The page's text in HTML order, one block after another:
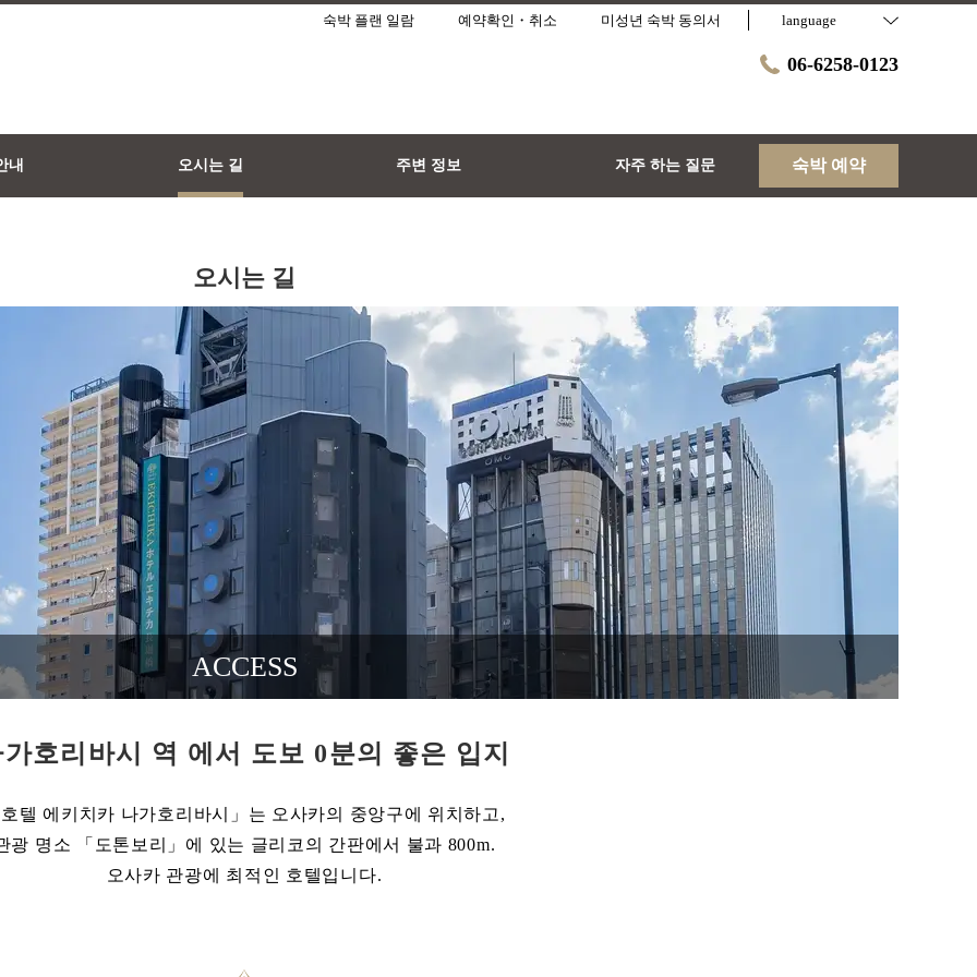
숙박 플랜 일람 예약확인・취소 미성년 숙박 동의서 language
06-6258-0123
내 오시는 길 주변 정보 자주 하는 질문 숙박 예약
오시는 길
ACCESS
호리바시 역 에서 도보 0분의 좋은 입지
텔 에키치카 나가호리바시」는 오사카의 중앙구에 위치하고,
광 명소 「도톤보리」에 있는 글리코의 간판에서 불과 800m.
오사카 관광에 최적인 호텔입니다.